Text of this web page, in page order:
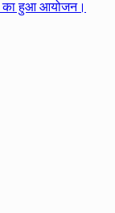
का हुआ आयोजन।